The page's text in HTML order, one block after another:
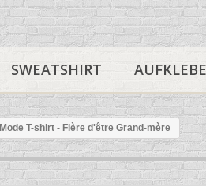
SWEATSHIRT
Mode T-shirt - Fière d'être Grand-mère